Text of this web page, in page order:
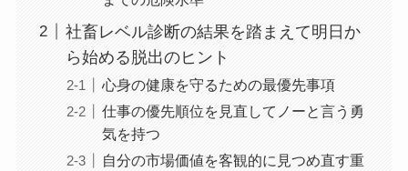
社畜レベル診断の結果を踏まえて明日か
ら始める脱出のヒント
心身の健康を守るための最優先事項
仕事の優先順位を見直してノーと言う勇
気を持つ
自分の市場価値を客観的に見つめ直す重